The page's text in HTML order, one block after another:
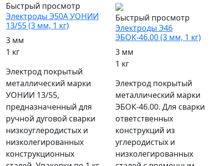
Быстрый просмотр
Электроды Э50А УОНИИ
13/55 (3 мм, 1 кг)
3 мм
1 кг
Электрод покрытый
металлический марки
УОНИИ 13/55,
предназначенный для
ручной дуговой сварки
низкоуглеродистых и
низколегированных
конструкционных
Быстрый просмотр
Электроды Э46
ЭБОК-46.00 (3 мм, 1 кг)
3 мм
1 кг
Электрод покрытый
металлический марки
ЭБОК-46.00. Для сварки
ответственных
конструкций из
углеродистых и
низколегированных